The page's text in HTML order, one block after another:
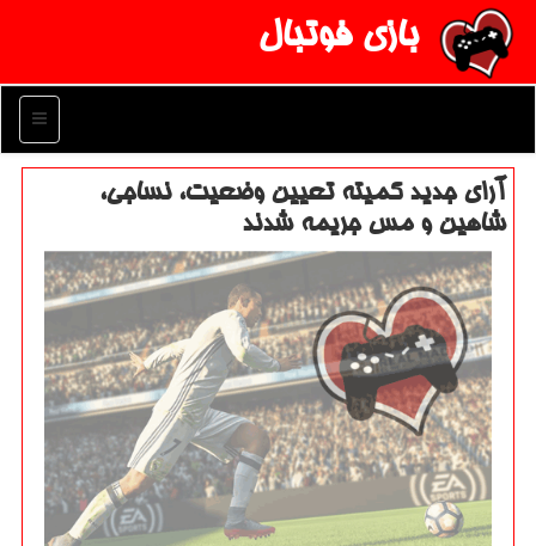
بازی فوتبال
منو
آرای جدید كمیته تعیین وضعیت، نساجی،
شاهین و مس جریمه شدند